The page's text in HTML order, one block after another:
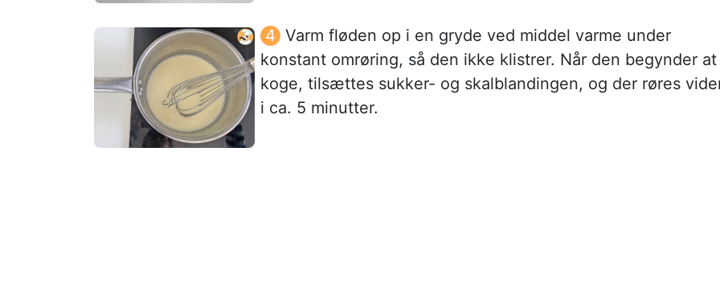
Varm fløden op i en gryde ved middel varme under
konstant omrøring, så den ikke klistrer. Når den begynder at
koge, tilsættes sukker- og skalblandingen, og der røres
i ca. 5 minutter.